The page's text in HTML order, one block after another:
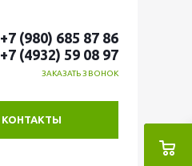
+7 (980) 685 87 86
+7 (4932) 59 08 97
ЗАКАЗАТЬ ЗВОНОК
КОНТАКТЫ